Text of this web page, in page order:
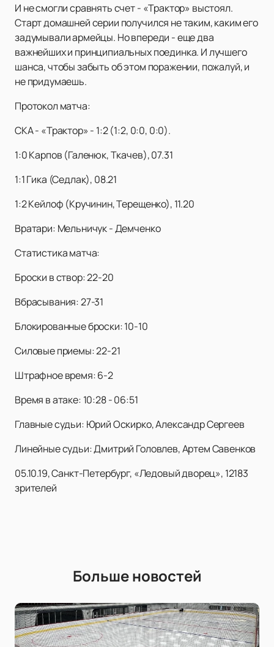
И не смогли сравнять счет - «Трактор» выстоял.
Старт домашней серии получился не таким, каким его
задумывали армейцы. Но впереди - еще два
важнейших и принципиальных поединка. И лучшего
шанса, чтобы забыть об этом поражении, пожалуй, и
не придумаешь.
Протокол матча:
СКА - «Трактор» - 1:2 (1:2, 0:0, 0:0).
1:0 Карпов (Галенюк, Ткачев), 07.31
1:1 Гика (Седлак), 08.21
1:2 Кейлоф (Кручинин, Терещенко), 11.20
Вратари: Мельничук - Демченко
Статистика матча:
Броски в створ: 22-20
Вбрасывания: 27-31
Блокированные броски: 10-10
Силовые приемы: 22-21
Штрафное время: 6-2
Время в атаке: 10:28 - 06:51
Главные судьи: Юрий Оскирко, Александр Сергеев
Линейные судьи: Дмитрий Головлев, Артем Савенков
05.10.19, Санкт-Петербург, «Ледовый дворец», 12183
зрителей
Больше новостей